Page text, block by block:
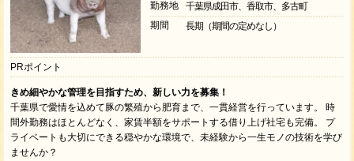
勤務地
千葉県成田市、香取市、多古町
期間
長期（期間の定めなし）
PRポイント
きめ細やかな管理を目指すため、新しい力を募集！
千葉県で愛情を込めて豚の繁殖から肥育まで、一貫経営を行っています。 時
間外勤務はほとんどなく、家賃半額をサポートする借り上げ社宅も完備。 プ
ライベートも大切にできる穏やかな環境で、未経験から一生モノの技術を学び
ませんか？